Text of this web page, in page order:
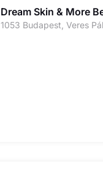
Dream Skin & More
1053 Budapest, Veres